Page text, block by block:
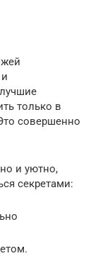
только в
совершенно
и уютно,
секретами: